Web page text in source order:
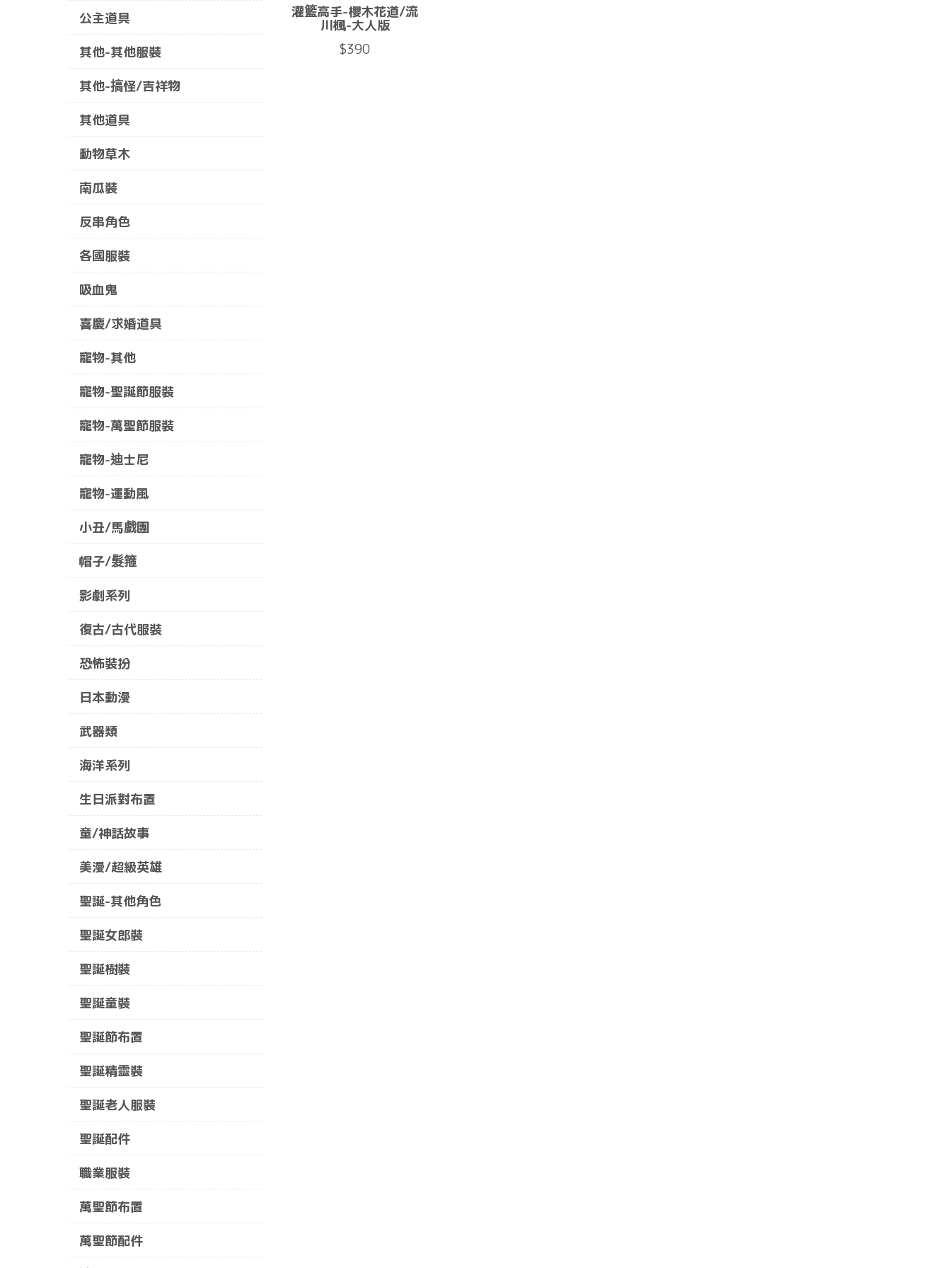
公主道具
其他-其他服裝
其他-搞怪/吉祥物
其他道具
動物草木
南瓜裝
反串角色
各國服裝
吸血鬼
喜慶/求婚道具
寵物-其他
寵物-聖誕節服裝
寵物-萬聖節服裝
寵物-迪士尼
寵物-運動風
小丑/馬戲團
帽子/髮箍
影劇系列
復古/古代服裝
恐怖裝扮
日本動漫
武器類
海洋系列
生日派對布置
童/神話故事
美漫/超級英雄
聖誕-其他角色
聖誕女郎裝
聖誕樹裝
聖誕童裝
聖誕節布置
聖誕精靈裝
聖誕老人服裝
聖誕配件
職業服裝
萬聖節布置
萬聖節配件
灌籃高手-櫻木花道/流
川楓-大人版
$390